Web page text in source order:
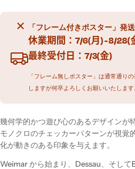
「フレーム付きポスター」発
休業期間：7/6(月) - 8/
最終受付日：7/3(金)
「フレーム無しポスター」は通常通り
しますが何卒よろしくお願いいたします
幾何学的かつ遊び心のあるデザインが
モノクロのチェッカーパターンが視覚
化が動きのある印象を与えます。
Weimar から始まり、Dessau、そし